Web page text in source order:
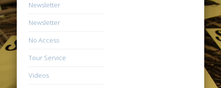
Newsletter
Newsletter
No Access
Tour Service
Videos